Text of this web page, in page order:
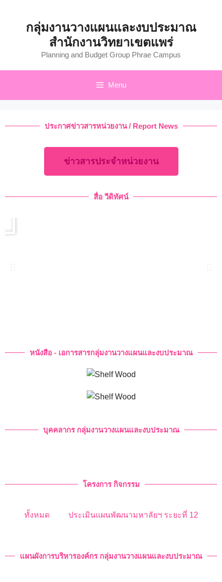
กลุ่มงานวางแผนและงบประมาณ
สำนักงานวิทยาเขตแพร่
Planning and Budget Group Phrae Campus
Menu
ประกาศข่าวสารหน่วยงาน / Report News
ข่าวสารประจำหน่วยงาน
สื่อ วีดิทัศน์
หนังสือ - เอการสารกลุ่มงานวางแผนและงบประมาณ
บุคคลากร กลุ่มงานวางแผนและงบประมาณ
โครงการ กิจกรรม
ทั้งหมด ประเมินแผนพัฒนามหาลัยฯ ระยะที่ 12
แผนผังการบริหารองค์กร กลุ่มงานวางแผนและงบประมาณ